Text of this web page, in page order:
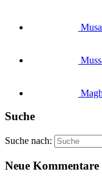
Suche
Suche nach:
Neue Kommentare